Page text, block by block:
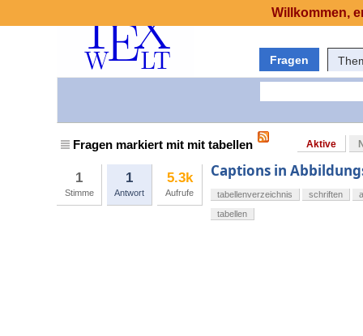
Fragen
Fragen markiert mit mit tabellen Aktive
1
Stimme
1
Antwort
5.3k
Aufrufe
Captions in
tabellenverzeichnis schriften
tabellen
Willkommen,